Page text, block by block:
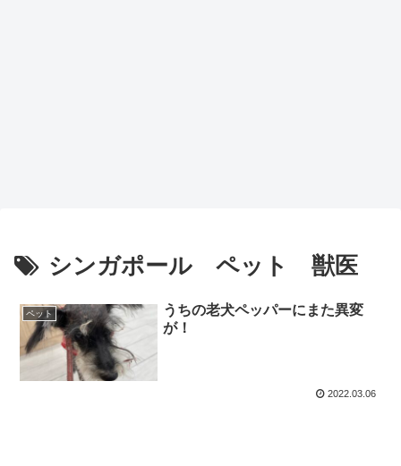
シンガポール ペット 獣医
ペット
うちの老犬ペッパーにまた異変
が！
2022.03.06